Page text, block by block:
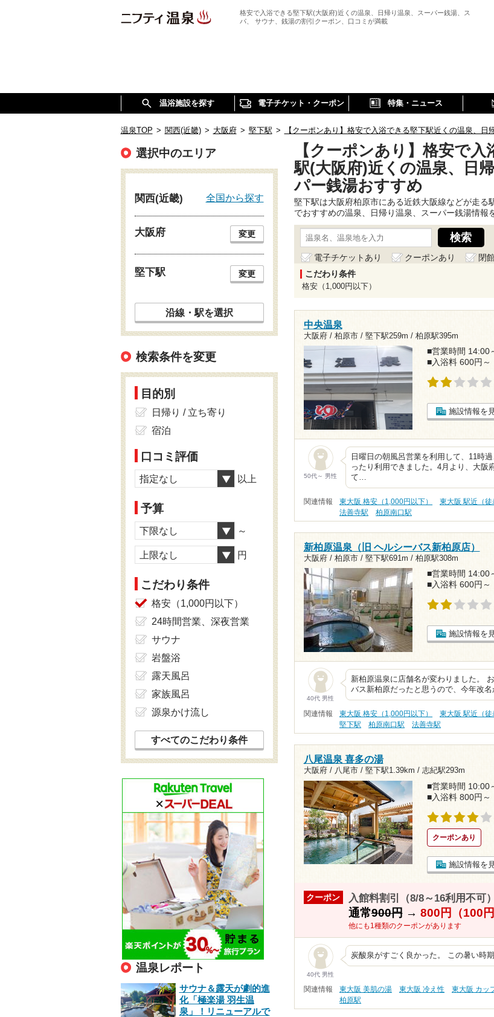
格安で入浴できる堅下駅(大阪府)近くの温泉、日帰り温泉、スーパー銭湯、ス
パ、 サウナ、銭湯の割引クーポン、口コミが満載
温浴施設を探す 電子チケット・クーポン 特集・ニュース
温泉TOP > 関西(近畿) > 大阪府 > 堅下駅 > 【クーポンあり】格安で入浴できる堅下駅近くの温泉、日
【クーポンあり】格安で入
駅(大阪府)近くの温泉、日
パー銭湯おすすめ
堅下駅は大阪府柏原市にある近鉄大阪線などが走
でおすすめの温泉、日帰り温泉、スーパー銭湯情報
電子チケットあり クーポンあり
閉
こだわり条件
格安（1,000円以下）
中央温泉
大阪府 / 柏原市 / 堅下駅259m / 柏原駅395m
■営業時間 14:00
■入浴料 600円～
施設情報を
50代～ 男性
日曜日の朝風呂営業を利用して、11時
ったり利用できました。4月より、大阪
て…
関連情報 東大阪 格安（1,000円以下） 東大阪 駅近（徒
法善寺駅
柏原南口駅
新柏原温泉（旧 ヘルシーバス新柏原店）
大阪府 / 柏原市 / 堅下駅691m / 柏原駅308m
■営業時間 14:00
■入浴料 600円～
施設情報を
40代 男性
新柏原温泉に店舗名が変わりました。
バス新柏原だったと思うので、今年改
関連情報 東大阪 格安（1,000円以下） 東大阪 駅近（徒
堅下駅
柏原南口駅 法善寺駅
八尾温泉 喜多の湯
大阪府 / 八尾市 / 堅下駅1.39km / 志紀駅293m
■営業時間 10:00
■入浴料 800円～
クーポンあり
施設情報を
クーポン 入館料割引（8/8～16利用不可）
通常900円→ 800円（100円
他にも1種類のクーポンがあります
40代 男性
炭酸泉がすごく良かった。 この暑い時
関連情報 東大阪 美肌の湯 東大阪 冷え性 東大阪 カッ
柏原駅
選択中のエリア
関西(近畿) 全国から探す
大阪府 変更
堅下駅 変更
沿線・駅を選択
検索条件を変更
目的別
日帰り / 立ち寄り
宿泊
口コミ評価
指定なし 以上
予算
下限なし ～
上限なし 円
こだわり条件
格安（1,000円以下）
24時間営業、深夜営業
サウナ
岩盤浴
露天風呂
家族風呂
源泉かけ流し
すべてのこだわり条件
温泉レポート
サウナ＆露天が劇的進
化「極楽湯 羽生温
泉」！リニューアルで